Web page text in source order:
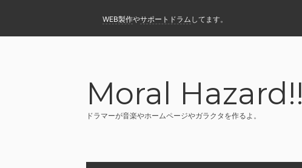
WEB製作やサポートドラム してます。
Moral Hazard!!
ドラマーが音楽やホームページやガラクタを作るよ。